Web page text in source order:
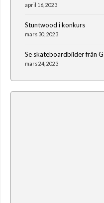
april 16, 2023
Stuntwood i konkurs
mars 30, 2023
Se skateboardbilder från
mars 24, 2023